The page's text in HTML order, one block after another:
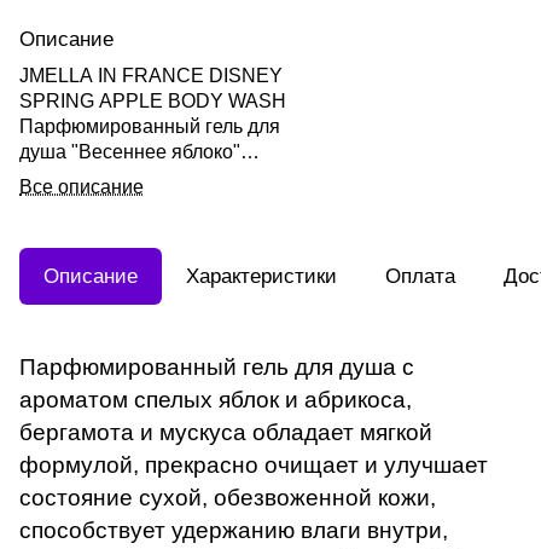
Описание
JMELLA IN FRANCE DISNEY
SPRING APPLE BODY WASH
Парфюмированный гель для
душа "Весеннее яблоко"
(Рапунцель) 500мл - АКЦИЯ
Все описание
Описание Характеристики Оплата
Парфюмированный гель для душа с
ароматом спелых яблок и абрикоса,
бергамота и мускуса обладает мягкой
формулой, прекрасно очищает и улучшает
состояние сухой, обезвоженной кожи,
способствует удержанию влаги внутри,